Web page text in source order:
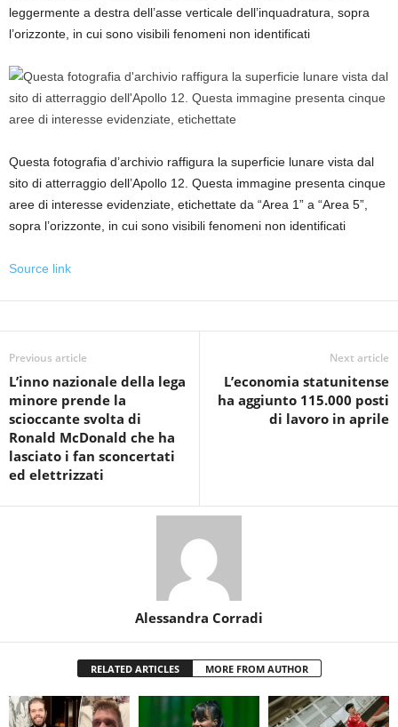
leggermente a destra dell’asse verticale dell’inquadratura, sopra
l’orizzonte, in cui sono visibili fenomeni non identificati
Questa fotografia d’archivio raffigura la superficie lunare vista dal
sito di atterraggio dell’Apollo 12. Questa immagine presenta cinque
aree di interesse evidenziate, etichettate da “Area 1” a “Area 5”,
sopra l’orizzonte, in cui sono visibili fenomeni non identificati
Source link
Previous article
L’inno nazionale della lega
minore prende la
scioccante svolta di
Ronald McDonald che ha
lasciato i fan sconcertati
ed elettrizzati
Next article
L’economia statunitense
ha aggiunto 115.000 posti
di lavoro in aprile
Alessandra Corradi
RELATED ARTICLES MORE FROM AUTHOR